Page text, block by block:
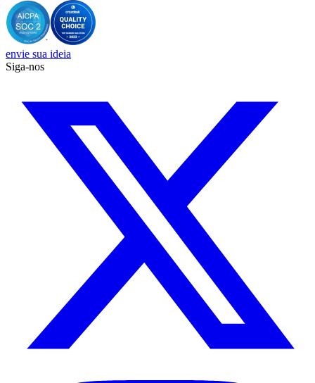
envie sua ideia
Siga-nos